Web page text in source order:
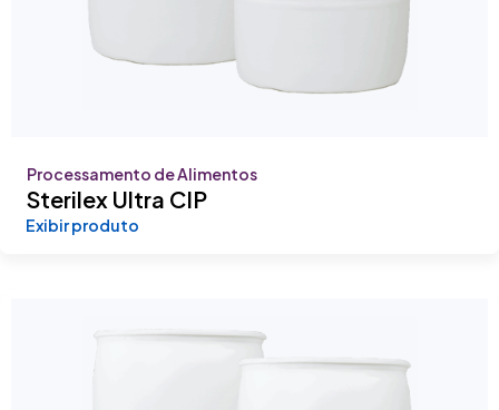
Processamento de Alimentos
Sterilex Ultra CIP
Exibir produto